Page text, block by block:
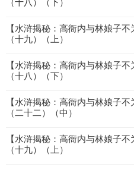
（十八）（下）
【水浒揭秘：高衙内与林娘子
（十九）（上）
【水浒揭秘：高衙内与林娘子
（十八）（下）
【水浒揭秘：高衙内与林娘子
（二十二）（中）
【水浒揭秘：高衙内与林娘子
（十九）（上）